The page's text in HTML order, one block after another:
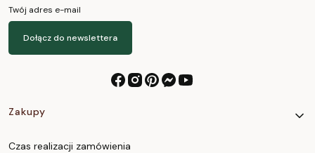
Twój adres e-mail
Dołącz do newslettera
Linki w stopce
Zakupy
Czas realizacji zamówienia